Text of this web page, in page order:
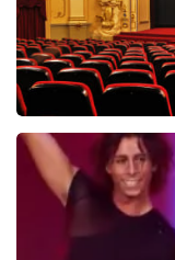
Saturday
60